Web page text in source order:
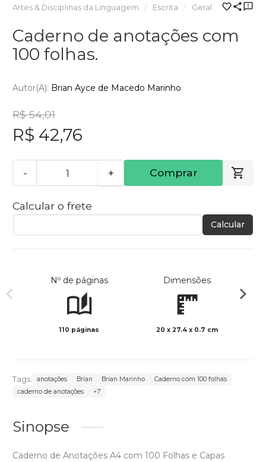
Artes & Disciplinas da Linguagem Escrita Geral
Caderno de anotações com
100 folhas.
Autor(a): Brian Ayce de Macedo Marinho
R$ 54,01
R$ 42,76
- + Comprar
Calcular o frete
Calcular
Nº de páginas
110 páginas
Dimensões
20 x 27.4 x 0.7 cm
Tags: anotações Brian Brian Marinho
Caderno com 100 folhas
caderno de anotações
+7
Sinopse
Caderno de Anotações A4 com 100 Folhas e Capas